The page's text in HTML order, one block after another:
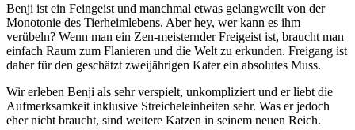
Benji ist ein Feingeist und manchmal etwas gelangweilt von der
Monotonie des Tierheimlebens. Aber hey, wer kann es ihm
verübeln? Wenn man ein Zen-meisternder Freigeist ist, braucht man
einfach Raum zum Flanieren und die Welt zu erkunden. Freigang ist
daher für den geschätzt zweijährigen Kater ein absolutes Muss.
Wir erleben Benji als sehr verspielt, unkompliziert und er liebt die
Aufmerksamkeit inklusive Streicheleinheiten sehr. Was er jedoch
eher nicht braucht, sind weitere Katzen in seinem neuen Reich.